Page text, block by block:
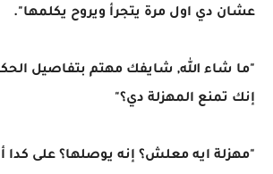
عشان دي اول مرة يتجرأ ويروح يكلمها".
"ما شاء الله, شايفك مهتم بتفاصيل
إنك تمنع المهزلة دي؟"
"مهزلة ايه معلش؟ إنه يوصلها؟ على